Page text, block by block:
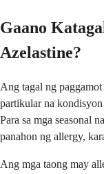
Gaano
Azelastine?
Ang tagal ng
partikular na
Para sa mga seasonal
panahon ng allergy,
Ang mga taong may